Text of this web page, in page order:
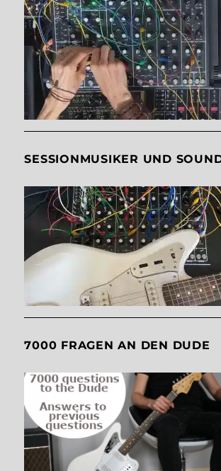
SESSIONMUSIKER UND
7000 FRAGEN AN DEN DUDE